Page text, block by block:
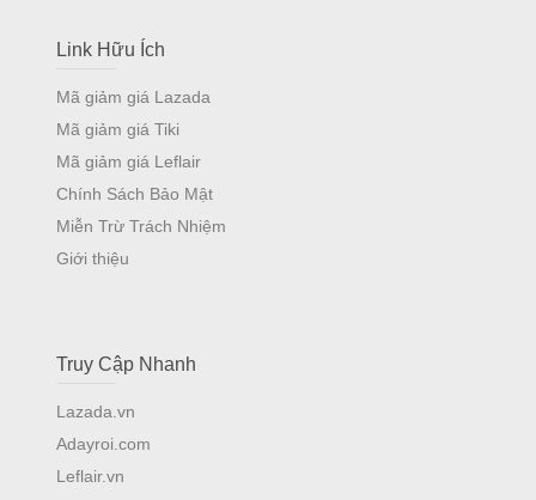
Link Hữu Ích
Mã giảm giá Lazada
Mã giảm giá Tiki
Mã giảm giá Leflair
Chính Sách Bảo Mật
Miễn Trừ Trách Nhiệm
Giới thiệu
Truy Cập Nhanh
Lazada.vn
Adayroi.com
Leflair.vn